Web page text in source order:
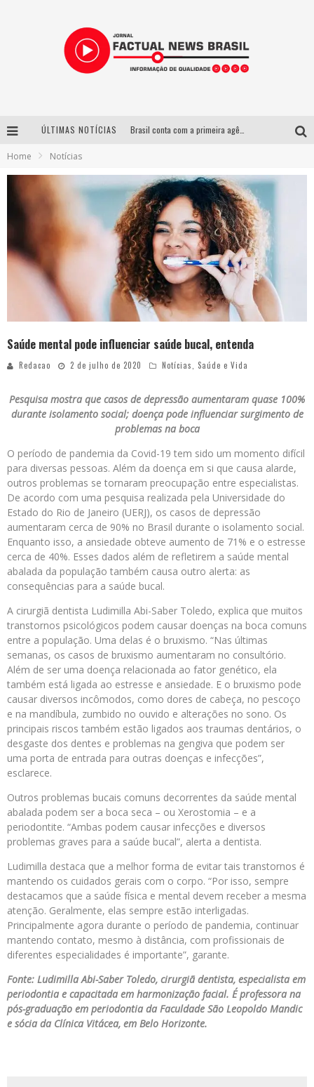
ÚLTIMAS NOTÍCIAS
Espetáculo inspirado em Machado de Assis estreia no Galpão Cine Horto com direção da atriz Inês Peixoto do Grupo Galpão
Suzy Brasil desembarca em Belo Horizonte nesta quinta-feira com o espetáculo “Uma Noite Horripilante”
Home Notícias
Saúde mental pode influenciar saúde bucal, entenda
Redacao 2 de julho de 2020 Notícias Saúde e Vida
Pesquisa mostra que casos de depressão aumentaram quase 100%
durante isolamento social; doença pode influenciar surgimento de
problemas na boca
O período de pandemia da Covid-19 tem sido um momento difícil
para diversas pessoas. Além da doença em si que causa alarde,
outros problemas se tornaram preocupação entre especialistas.
De acordo com uma pesquisa realizada pela Universidade do
Estado do Rio de Janeiro (UERJ), os casos de depressão
aumentaram cerca de 90% no Brasil durante o isolamento social.
Enquanto isso, a ansiedade obteve aumento de 71% e o estresse
cerca de 40%. Esses dados além de refletirem a saúde mental
abalada da população também causa outro alerta: as
consequências para a saúde bucal.
A cirurgiã dentista Ludimilla Abi-Saber Toledo, explica que muitos
transtornos psicológicos podem causar doenças na boca comuns
entre a população. Uma delas é o bruxismo. “Nas últimas
semanas, os casos de bruxismo aumentaram no consultório.
Além de ser uma doença relacionada ao fator genético, ela
também está ligada ao estresse e ansiedade. E o bruxismo pode
causar diversos incômodos, como dores de cabeça, no pescoço
e na mandíbula, zumbido no ouvido e alterações no sono. Os
principais riscos também estão ligados aos traumas dentários, o
desgaste dos dentes e problemas na gengiva que podem ser
uma porta de entrada para outras doenças e infecções”,
esclarece.
Outros problemas bucais comuns decorrentes da saúde mental
abalada podem ser a boca seca – ou Xerostomia – e a
periodontite. “Ambas podem causar infecções e diversos
problemas graves para a saúde bucal”, alerta a dentista.
Ludimilla destaca que a melhor forma de evitar tais transtornos é
mantendo os cuidados gerais com o corpo. “Por isso, sempre
destacamos que a saúde física e mental devem receber a mesma
atenção. Geralmente, elas sempre estão interligadas.
Principalmente agora durante o período de pandemia, continuar
mantendo contato, mesmo à distância, com profissionais de
diferentes especialidades é importante”, garante.
Fonte: Ludimilla Abi-Saber Toledo, cirurgiã dentista, especialista em
periodontia e capacitada em harmonização facial. É professora na
pós-graduação em periodontia da Faculdade São Leopoldo Mandic
e sócia da Clínica Vitácea, em Belo Horizonte.